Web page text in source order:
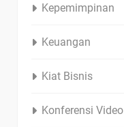
Kepemimpinan
Keuangan
Kiat Bisnis
Konferensi Video